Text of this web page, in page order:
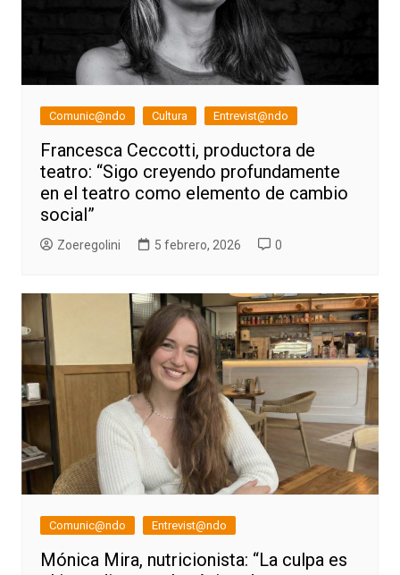
Comunic@ndo Cultura Entrevist@ndo
Francesca Ceccotti, productora de
teatro: “Sigo creyendo profundamente
en el teatro como elemento de cambio
social”
Zoeregolini 5 febrero, 2026 0
Comunic@ndo Entrevist@ndo
Mónica Mira, nutricionista: “La culpa es